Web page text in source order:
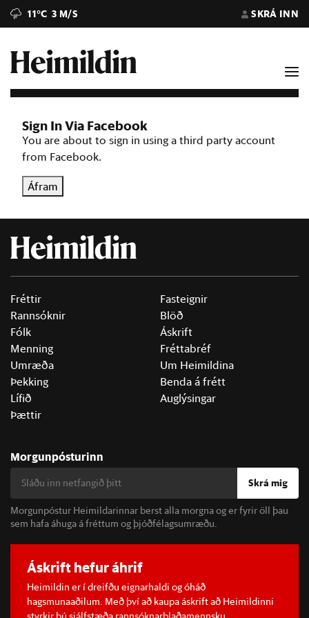
11°C 3 M/S SKRÁ INN
Sign In Via Facebook
You are about to sign in using a third party account
from Facebook.
Áfram
Fréttir
Rannsóknir
Fólk
Menning
Umræða
Þekking
Lífið
Þættir
Fasteignir
Blöð
Áskrift
Fréttabréf
Um Heimildina
Benda á frétt
Auglýsingar
Morgunpósturinn
Skrá mig
Morgunpóstur Heimildarinnar berst alla morgna og er fyrir öll þau
sem hafa áhuga á fréttum og þjóðfélagsumræðu.
Áskrift hefur áhrif
Heimildin er í dreifðu eignarhaldi og óháð
hagsmunaaðilum. Með því að kaupa áskrift að Heimildinni